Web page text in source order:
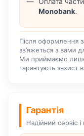
Monobank.
Після оформлення
зв’яжеться з вами
Ми приймаємо
гарантують захист
Гарантія
Надійний сервіс